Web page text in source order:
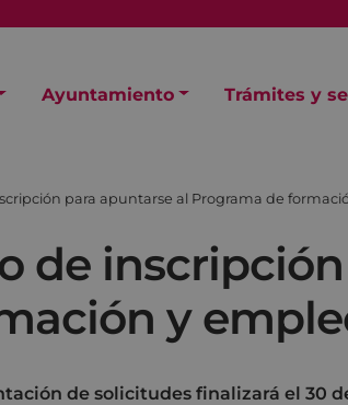
Ayuntamiento Trámites y
para apuntarse al Programa de
de
y
de solicitudes finalizará el 30